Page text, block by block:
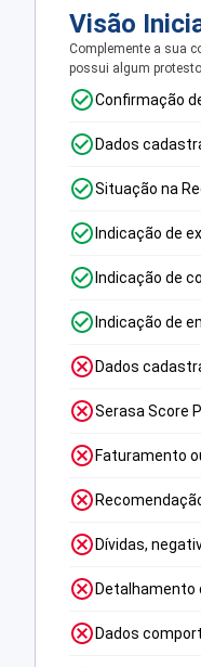
Visão
Complemente a sua
possui algum
Confirmação
Dados
Situação na
Indicação de
Indicação de
Indicação de
Dados
Serasa Score
Faturamento
Dívidas,
Dados